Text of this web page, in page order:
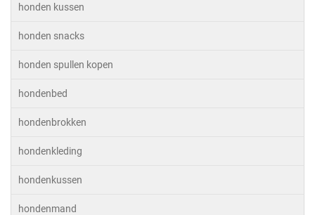
honden kussen
honden snacks
honden spullen kopen
hondenbed
hondenbrokken
hondenkleding
hondenkussen
hondenmand